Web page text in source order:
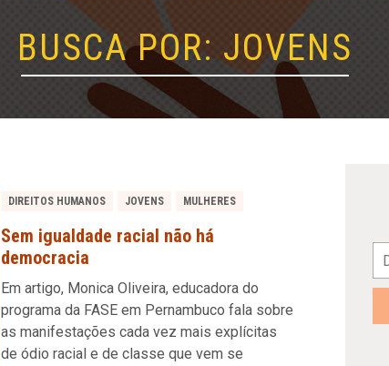
BUSCA POR: JOVENS
DIREITOS HUMANOS JOVENS MULHERES
Sem igualdade racial não há
democracia
Em artigo, Monica Oliveira, educadora do
programa da FASE em Pernambuco fala sobre
as manifestações cada vez mais explícitas
de ódio racial e de classe que vem se